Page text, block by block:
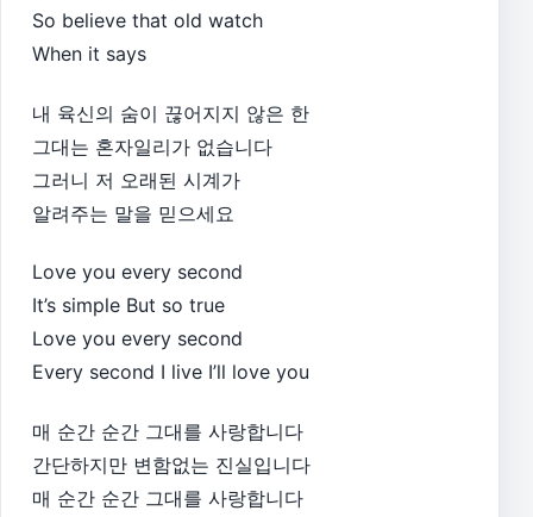
So believe that old watch
When it says
내 육신의 숨이 끊어지지 않은 한
그대는 혼자일리가 없습니다
그러니 저 오래된 시계가
알려주는 말을 믿으세요
Love you every second
It’s simple But so true
Love you every second
Every second I live I’ll love you
매 순간 순간 그대를 사랑합니다
간단하지만 변함없는 진실입니다
매 순간 순간 그대를 사랑합니다